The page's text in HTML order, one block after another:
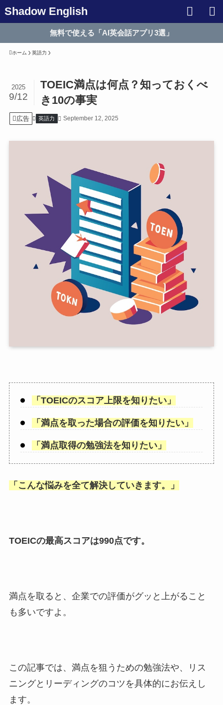
Shadow English
無料で使える「AI英会話アプリ3選」
ホーム 英語力
TOEIC満点は何点？知っておくべ
き10の事実
2025
9/12
広告 英語力 September 12, 2025
「 TOEICのスコア上限を知りたい」
「 満点を取った場合の評価を知りたい」
「 満点取得の勉強法を知りたい」
「 こんな悩みを全て解決していきます。 」
TOEICの最高スコアは990点です。
満点を取ると、企業での評価がグッと上がること
も多いですよ。
この記事では、満点を狙うための勉強法や、リス
ニングとリーディングのコツを具体的にお伝えし
ます。